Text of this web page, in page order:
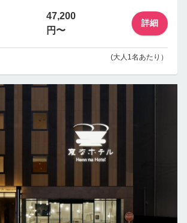
47,200
円〜
詳細
(大人1名あたり）